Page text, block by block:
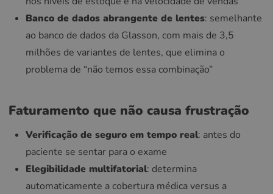
Banco de dados abrangente de lentes: semelhante
ao banco de dados da Glasson, com mais de 3,5
milhões de variantes de lentes, que elimina o
problema de “não temos essa combinação”
Faturamento que não causa frustração
Verificação de seguro em tempo real: antes do
paciente se sentar para o exame
Elegibilidade multifatorial: determina
automaticamente a cobertura médica versus a